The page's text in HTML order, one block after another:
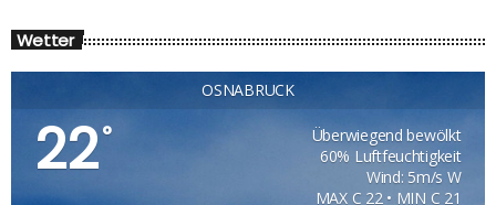
Wetter
OSNABRÜCK
22°
Überwiegend bewölkt
60% Luftfeuchtigkeit
Wind: 5m/s W
MAX C 22 • MIN C 21